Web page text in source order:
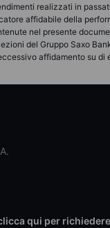
realizzati in
affidabile della
nel presente
del Gruppo Saxo
affidamento su di
qui per richiedere